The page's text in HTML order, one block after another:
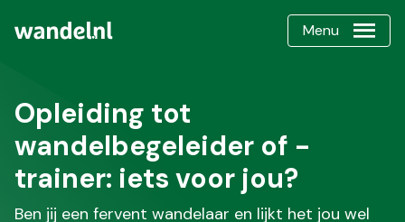
Menu
Opleiding tot
wandelbegeleider of -
trainer: iets voor jou?
Ben jij een fervent wandelaar en lijkt het jou wel